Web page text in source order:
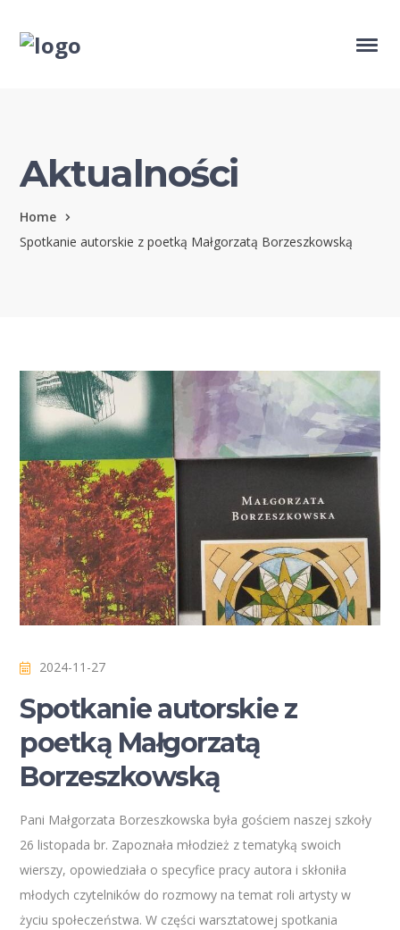
Aktualności
Home
Spotkanie autorskie z poetką Małgorzatą Borzeszkowską
2024-11-27
Spotkanie autorskie z
poetką Małgorzatą
Borzeszkowską
Pani Małgorzata Borzeszkowska była gościem naszej szkoły
26 listopada br. Zapoznała młodzież z tematyką swoich
wierszy, opowiedziała o specyfice pracy autora i skłoniła
młodych czytelników do rozmowy na temat roli artysty w
życiu społeczeństwa. W części warsztatowej spotkania